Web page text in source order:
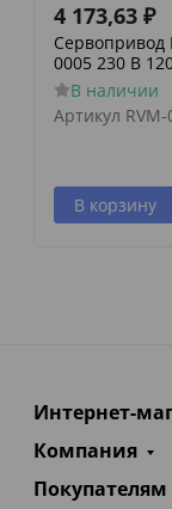
4 173,63 ₽
Сервопривод
0005 230 В
В наличии
Артикул
В корзину
Интернет-
Компания
Покупателям